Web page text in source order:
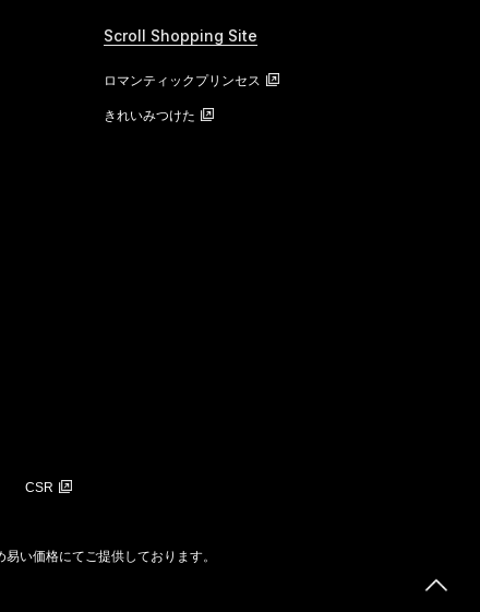
Scroll Shopping Site
ロマンティックプリンセス
きれいみつけた
CSR
い価格にてご提供しております。